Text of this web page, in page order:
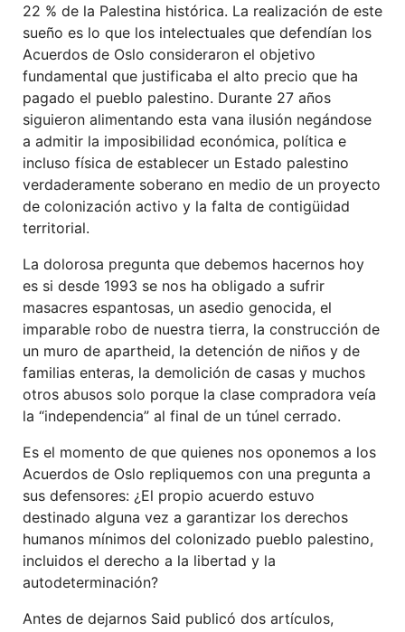
22 % de la Palestina histórica. La realización de este
sueño es lo que los intelectuales que defendían los
Acuerdos de Oslo consideraron el objetivo
fundamental que justificaba el alto precio que ha
pagado el pueblo palestino. Durante 27 años
siguieron alimentando esta vana ilusión negándose
a admitir la imposibilidad económica, política e
incluso física de establecer un Estado palestino
verdaderamente soberano en medio de un proyecto
de colonización activo y la falta de contigüidad
territorial.
La dolorosa pregunta que debemos hacernos hoy
es si desde 1993 se nos ha obligado a sufrir
masacres espantosas, un asedio genocida, el
imparable robo de nuestra tierra, la construcción de
un muro de apartheid, la detención de niños y de
familias enteras, la demolición de casas y muchos
otros abusos solo porque la clase compradora veía
la “independencia” al final de un túnel cerrado.
Es el momento de que quienes nos oponemos a los
Acuerdos de Oslo repliquemos con una pregunta a
sus defensores: ¿El propio acuerdo estuvo
destinado alguna vez a garantizar los derechos
humanos mínimos del colonizado pueblo palestino,
incluidos el derecho a la libertad y la
autodeterminación?
Antes de dejarnos Said publicó dos artículos,